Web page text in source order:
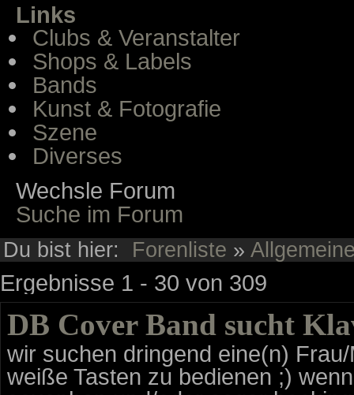
Links
Clubs & Veranstalter
Shops & Labels
Bands
Kunst & Fotografie
Szene
Diverses
Wechsle Forum
Suche im Forum
Du bist hier: Forenliste »
Ergebnisse 1 - 30 von 309
DB Cover Band sucht
wir suchen dringend eine(n)
weiße Tasten zu bedienen ;)